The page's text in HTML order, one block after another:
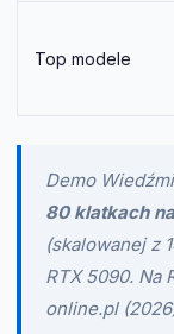
Top modele
Demo
80 klatkach
(skalowanej z
RTX 5090. Na
online.pl